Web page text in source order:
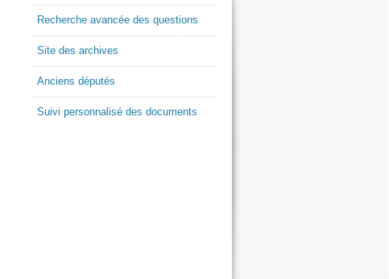
Recherche avancée des questions
Site des archives
Anciens députés
Suivi personnalisé des documents